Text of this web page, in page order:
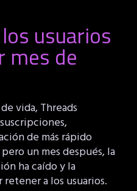
usuarios
mes de
vida, Threads
de más rápido
un mes después, la
ha caído y la
a los usuarios.